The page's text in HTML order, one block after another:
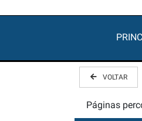
VOLTAR
Páginas